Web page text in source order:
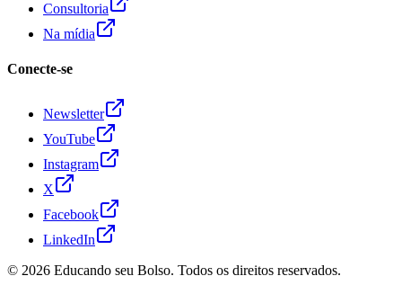
Consultoria
Na mídia
Conecte-se
Newsletter
YouTube
Instagram
X
Facebook
LinkedIn
© 2026 Educando seu Bolso. Todos os direitos reservados.